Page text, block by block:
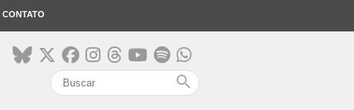
CONTATO
search